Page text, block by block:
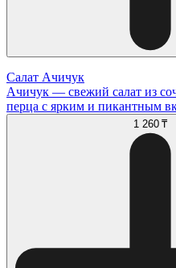
Салат Ачичук
Ачичук — свежий салат из
перца с ярким и пикантным
1 260 ₸